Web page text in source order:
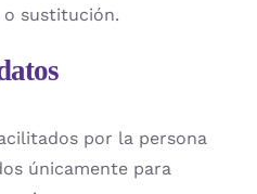
sustitución.
por la persona
únicamente para